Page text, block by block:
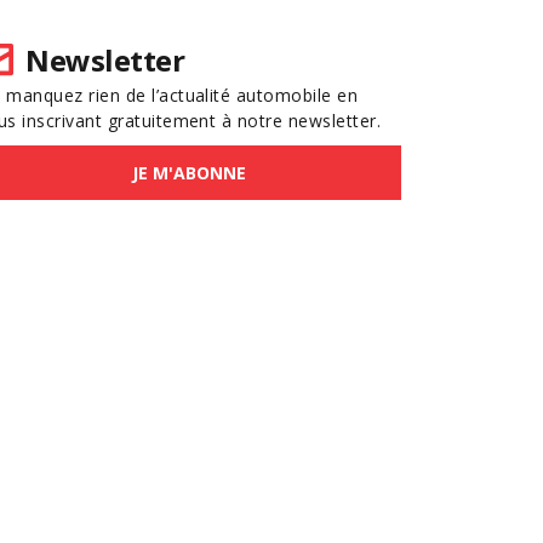
Newsletter
manquez rien de l’actualité automobile en
inscrivant gratuitement à notre newsletter.
JE M'ABONNE